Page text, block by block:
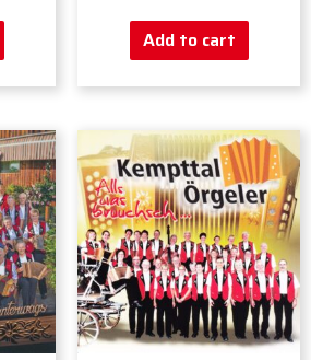
Add to cart